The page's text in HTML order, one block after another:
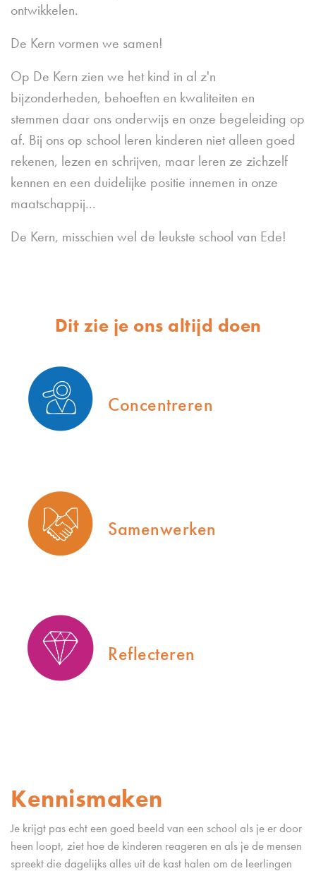
ontwikkelen.
De Kern vormen we samen!
Op De Kern zien we het kind in al z'n
bijzonderheden, behoeften en kwaliteiten en
stemmen daar ons onderwijs en onze begeleiding op
af. Bij ons op school leren kinderen niet alleen goed
rekenen, lezen en schrijven, maar leren ze zichzelf
kennen en een duidelijke positie innemen in onze
maatschappij...
De Kern, misschien wel de leukste school van Ede!
Dit zie je ons altijd doen
Concentreren
Samenwerken
Reflecteren
Kennismaken
Je krijgt pas echt een goed beeld van een school als je er door
heen loopt, ziet hoe de kinderen reageren en als je de mensen
spreekt die dagelijks alles uit de kast halen om de leerlingen